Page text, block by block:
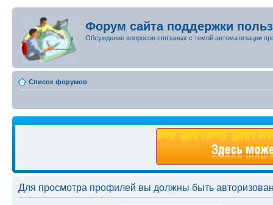
Форум сайта поддержки
Обсуждение вопросов связаных с темой автоматизации
Список форумов
Для просмотра профилей вы должны быть